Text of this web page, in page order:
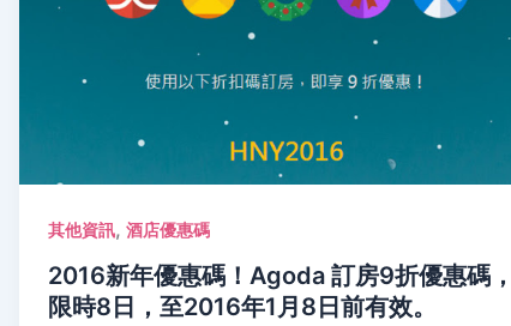
其他資訊, 酒店優惠碼
2016新年優惠碼！Agoda 訂房9折優惠碼，
限時8日，至2016年1月8日前有效。